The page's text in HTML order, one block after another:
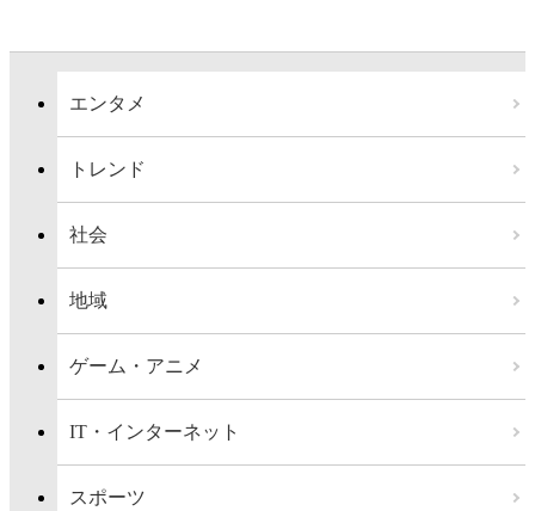
エンタメ
トレンド
社会
地域
ゲーム・アニメ
IT・インターネット
スポーツ